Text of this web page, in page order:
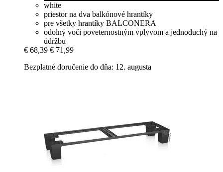
white
priestor na dva balkónové hrantíky
pre všetky hrantíky BALCONERA
odolný voči poveternostným vplyvom a jednoduchý na
údržbu
€ 68,39 € 71,99
Bezplatné doručenie do dňa: 12. augusta